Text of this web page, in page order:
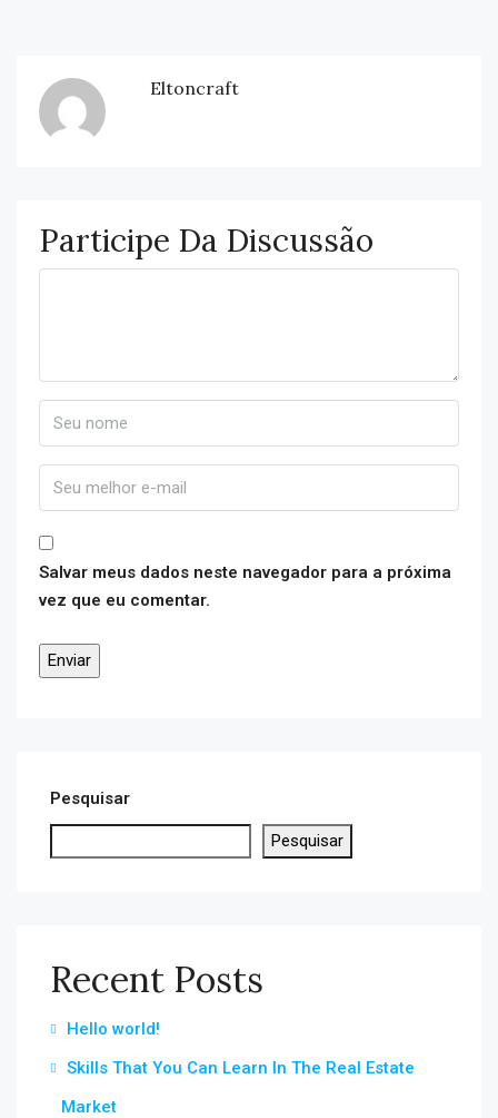
Eltoncraft
Participe Da Discussão
Salvar meus dados neste navegador para a próxima
vez que eu comentar.
Pesquisar
Pesquisar
Recent Posts
Hello world!
Skills That You Can Learn In The Real Estate
Market